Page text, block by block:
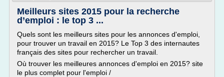
Meilleurs sites 2015 pour la recherche
d’emploi : le top 3 ...
Quels sont les meilleurs sites pour les annonces d'emploi,
pour trouver un travail en 2015? Le Top 3 des internautes
français des sites pour rechercher un travail.
Où trouver les meilleures annonces d'emploi en 2015? site
le plus complet pour l'emploi /